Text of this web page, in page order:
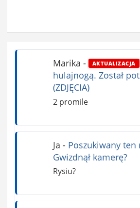
Marika - AKTUALIZACJA
hulajnogą. Został
(ZDJĘCIA)
2 promile
Ja - Poszukiwany ten
Gwizdnął kamerę?
Rysiu?